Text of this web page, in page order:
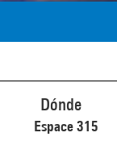
Dónde
Espace 315